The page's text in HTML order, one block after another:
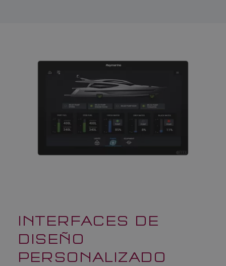
INTERFACES DE
DISEÑO
PERSONALIZADO